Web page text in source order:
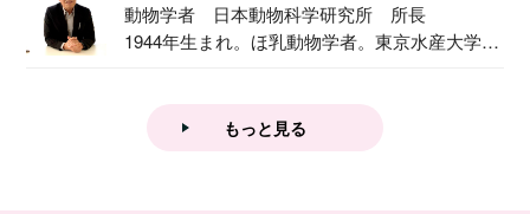
動物学者 日本動物科学研究所 所長
1944年生まれ。ほ乳動物学者。東京水産大学卒
もっと見る